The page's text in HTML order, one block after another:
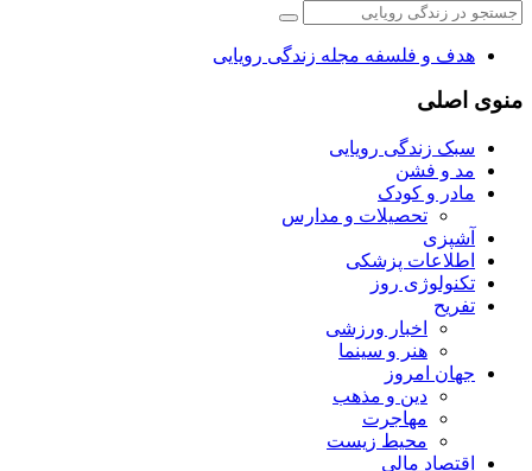
هدف و فلسفه مجله زندگی رویایی
منوی اصلی
سبک زندگی رویایی
مد و فشن
مادر و کودک
تحصیلات و مدارس
آشپزی
اطلاعات پزشکی
تکنولوژی روز
تفریح
اخبار ورزشی
هنر و سینما
جهان امروز
دین و مذهب
مهاجرت
محیط زیست
اقتصاد مالی